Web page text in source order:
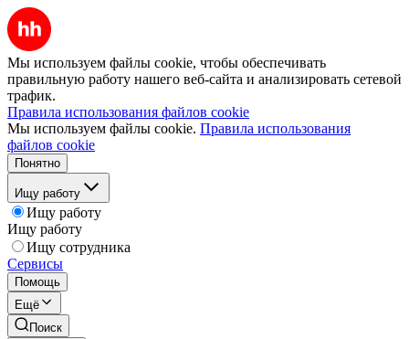
Мы используем файлы cookie, чтобы обеспечивать
правильную работу нашего веб-сайта и анализировать сетевой
трафик.
Правила использования файлов cookie
Мы используем файлы cookie. Правила использования
файлов cookie
Понятно
Ищу работу
Ищу работу
Ищу работу
Ищу сотрудника
Сервисы
Помощь
Ещё
Поиск